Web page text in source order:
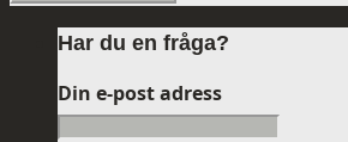
Har du en fråga?
Din e-post adress